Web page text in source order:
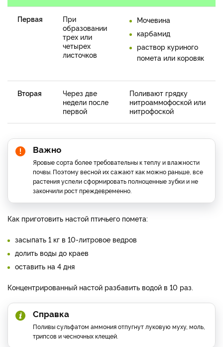
Первая
При
образовании
трех или
четырех
листочков
Мочевина
карбамид
раствор куриного
помета или коровяк
Вторая
Через две
недели после
первой
Поливают грядку
нитроаммофоской или
нитрофоской
Важно
Яровые сорта более требовательны к теплу и влажности
почвы. Поэтому весной их сажают как можно раньше, все
растения успели сформировать полноценные зубки и не
закончили рост преждевременно.
Как приготовить настой птичьего помета:
засыпать 1 кг в 10-литровое ведров
долить воды до краев
оставить на 4 дня
Концентрированный настой разбавить водой в 10 раз.
Справка
Поливы сульфатом аммония отпугнут луковую муху, моль,
трипсов и чесночных клещей.